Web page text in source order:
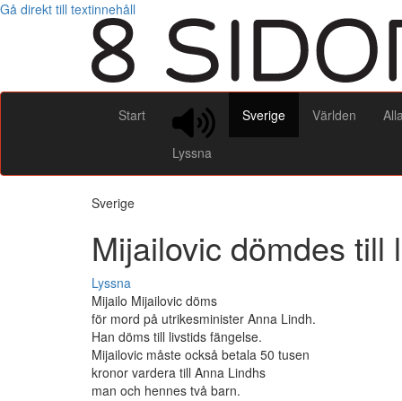
Gå direkt till textinnehåll
Start
Lyssna
Sverige Världen
Sverige
Mijailovic dömdes till
Lyssna
Mijailo Mijailovic döms
för mord på utrikesminister Anna Lindh.
Han döms till livstids fängelse.
Mijailovic måste också betala 50 tusen
kronor vardera till Anna Lindhs
man och hennes två barn.